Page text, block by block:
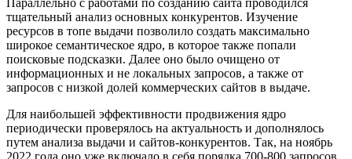
Параллельно с работами по созданию сайта проводился
тщательный анализ основных конкурентов. Изучение
ресурсов в топе выдачи позволило создать максимально
широкое семантическое ядро, в которое также попали
поисковые подсказки. Далее оно было очищено от
информационных и не локальных запросов, а также от
запросов с низкой долей коммерческих сайтов в выдаче.
Для наибольшей эффективности продвижения ядро
периодически проверялось на актуальность и дополнялось
путем анализа выдачи и сайтов-конкурентов. Так, на ноябрь